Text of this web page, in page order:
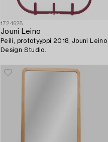
1724628
Jouni Leino
Peili, prototyyppi 2018, Jouni Leino
Design Studio.